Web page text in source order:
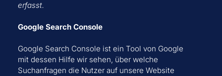
erfasst.
Google Search Console
Google Search Console ist ein Tool von Google
mit dessen Hilfe wir sehen, über welche
Suchanfragen die Nutzer auf unsere Website